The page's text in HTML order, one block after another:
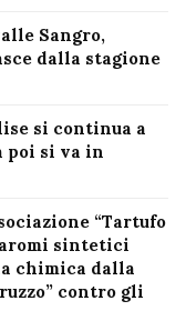
Sangro,
dalla stagione
si continua a
poi si va in
“Tartufo
sintetici
chimica dalla
contro gli